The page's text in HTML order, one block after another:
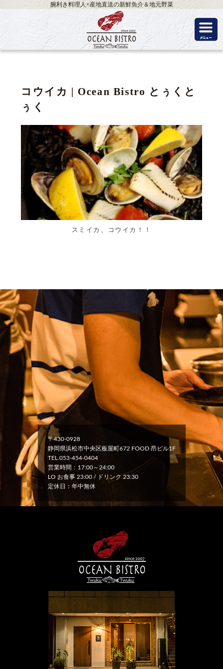
腕利き料理人×産地直送の新鮮魚介＆地元野菜
コウイカ | Ocean Bistro とぅくと
ぅく
スミイカ、コウイカ！！
〒430-0928
静岡県浜松市中央区板屋町672 FOOD 昂ビル1F
TEL.053-454-0404
営業時間：17:00～24:00
LO お食事 23:00 / ドリンク 23:30
定休日：年中無休